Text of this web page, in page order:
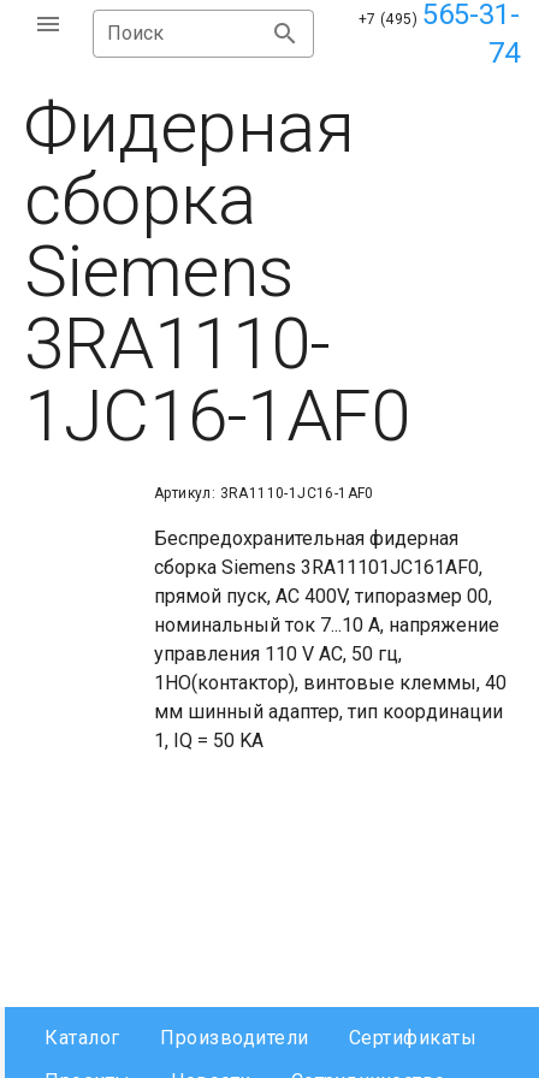
Поиск
+7 (495) 565-31-
74
Фидерная
сборка
Siemens
3RA1110-
1JC16-1AF0
Артикул: 3RA1110-1JC16-1AF0
Беспредохранительная фидерная
сборка Siemens 3RA11101JC161AF0,
прямой пуск, AC 400V, типоразмер 00,
номинальный ток 7...10 A, напряжение
управления 110 V AC, 50 гц,
1НО(контактор), винтовые клеммы, 40
мм шинный адаптер, тип координации
1, IQ = 50 KA
Каталог Производители
Сертификаты